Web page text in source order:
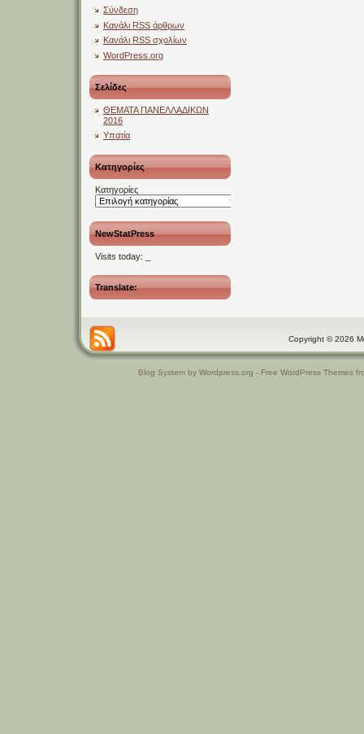
Σύνδεση
Κανάλι RSS άρθρων
Κανάλι RSS σχολίων
WordPress.org
Σελίδες
ΘΕΜΑΤΑ ΠΑΝΕΛΛΑΔΙΚΩΝ
2016
Υπατία
Kατηγορίες
Kατηγορίες
NewStatPress
Visits today:
Translate:
Copyright © 2026
Blog System by Wordpress.org - Free WordPress Themes